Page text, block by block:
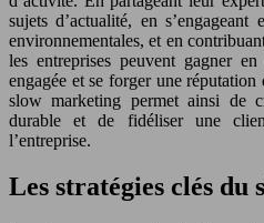
sujets d’actualité, en
environnementales, et en
les entreprises peuvent gagner
engagée et se forger une
slow marketing permet ainsi de
durable et de fidéliser une
l’entreprise.
Les stratégies clés du